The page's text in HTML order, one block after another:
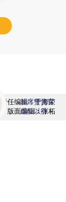
责任编辑：于海荣
版面编辑：张柘
首席赞赏官
虚位以待